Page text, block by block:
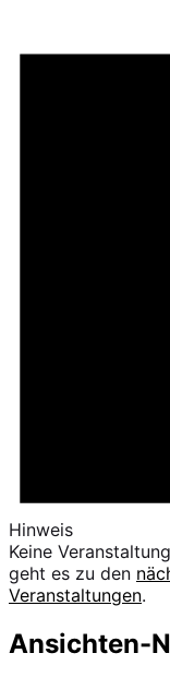
Hinweis
Keine
geht es zu den
Veranstaltungen.
Ansichten-